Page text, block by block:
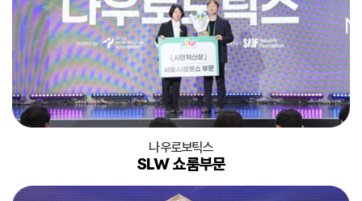
나우로보틱스
SLW 쇼룸부문